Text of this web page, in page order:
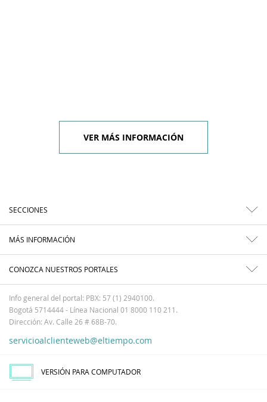
VER MÁS INFORMACIÓN
SECCIONES
MÁS INFORMACIÓN
CONOZCA NUESTROS PORTALES
Info general del portal: PBX: 57 (1) 2940100.
Bogotá 5714444 - Línea Nacional 01 8000 110 211.
Dirección: Av. Calle 26 # 68B-70.
servicioalclienteweb@eltiempo.com
VERSIÓN PARA COMPUTADOR